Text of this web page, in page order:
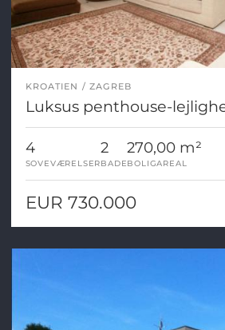
KROATIEN ZAGREB
Luksus penthouse-
4
SOVEVÆRELSER
2
BADE
270,00 m²
BOLIGAREAL
EUR 730.000